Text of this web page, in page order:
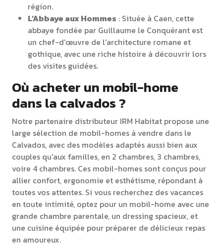
région.
L’Abbaye aux Hommes : Située à Caen, cette
abbaye fondée par Guillaume le Conquérant est
un chef-d'œuvre de l'architecture romane et
gothique, avec une riche histoire à découvrir lors
des visites guidées.
Où acheter un mobil-home
dans la calvados ?
Notre partenaire distributeur IRM Habitat propose une
large sélection de mobil-homes à vendre dans le
Calvados, avec des modèles adaptés aussi bien aux
couples qu'aux familles, en 2 chambres, 3 chambres,
voire 4 chambres. Ces mobil-homes sont conçus pour
allier confort, ergonomie et esthétisme, répondant à
toutes vos attentes. Si vous recherchez des vacances
en toute intimité, optez pour un mobil-home avec une
grande chambre parentale, un dressing spacieux, et
une cuisine équipée pour préparer de délicieux repas
en amoureux.